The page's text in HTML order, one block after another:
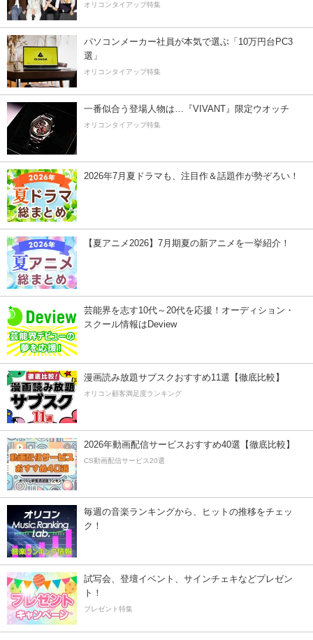
オリコンタイアップ特集
パソコンメーカー社員が本気で選ぶ「10万円台PC3
選」
オリコンタイアップ特集
一番似合う登場人物は…『VIVANT』限定ウオッチ
オリコンタイアップ特集
2026年7月夏ドラマも、注目作＆話題作が勢ぞろい！
【夏アニメ2026】7月期夏の新アニメを一挙紹介！
芸能界を志す10代～20代を応援！オーディション・
スクール情報はDeview
漫画読み放題サブスクおすすめ11選【徹底比較】
オリコン顧客満足度ランキング
2026年動画配信サービスおすすめ40選【徹底比較】
CS動画配信サービス20選
毎週の音楽ランキングから、ヒットの推移をチェッ
ク！
試写会、登壇イベント、サインチェキなどプレゼン
ト！
プレゼント特集